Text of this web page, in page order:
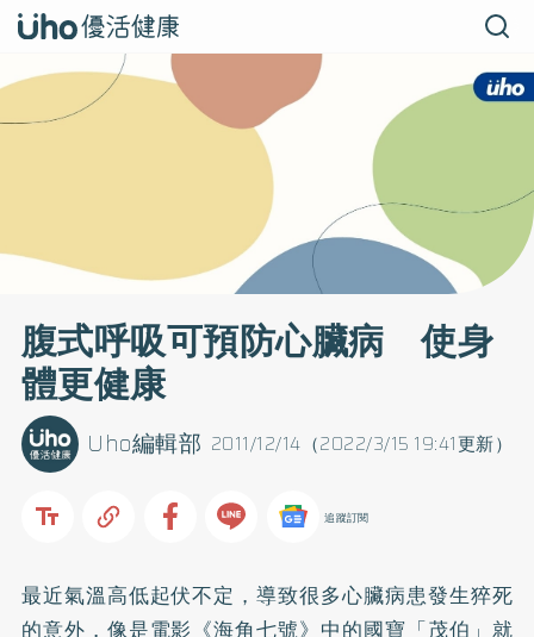
腹式呼吸可預防心臟病 使身
體更健康
2011/12/14（2022/3/15 19:41更新）
Uho編輯部
追蹤訂閱
最近氣溫高低起伏不定，導致很多心臟病患發生猝死
的意外，像是電影《海角七號》中的國寶「茂伯」就